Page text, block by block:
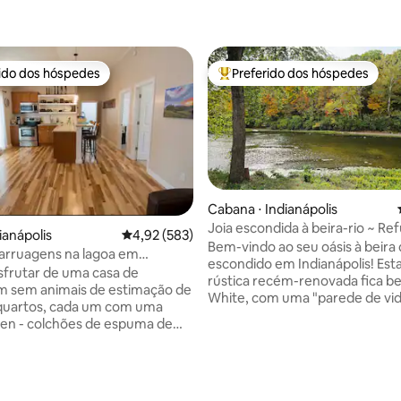
preferidos dos hóspedes
dos hóspedes
4,92 de uma avaliação média de 5, 583
4,92 (583)
na lagoa em
de uma casa de
sem animais de estimação de
cada um com uma
- colchões de espuma de
Entre os melhores preferidos
Preferido dos hóspedes
Cabana ⋅ Indianápolis
Joia escondida à beira-rio ~
~ Mordomo
Bem-vindo ao seu oásis à beira
escondido em Indianápolis!
rústica recém-renovada fica
White, com uma "parede de